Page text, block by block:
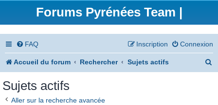
Forums Pyrénées Team |
FAQ Connexion
Inscription
Accueil du forum Rechercher Sujets actifs
Sujets actifs
Aller sur la recherche avancée